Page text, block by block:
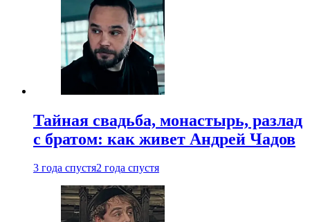
Тайная свадьба, монастырь, разлад
с братом: как живет Андрей Чадов
3 года спустя2 года спустя